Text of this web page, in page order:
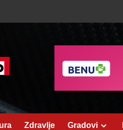
Zdravlje Gradovi